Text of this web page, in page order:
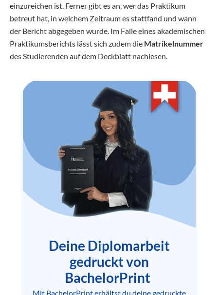
einzureichen ist. Ferner gibt es an, wer das Praktikum
betreut hat, in welchem Zeitraum es stattfand und wann
der Bericht abgegeben wurde. Im Falle eines akademischen
Praktikumsberichts lässt sich zudem die Matrikelnummer
des Studierenden auf dem Deckblatt nachlesen.
Deine Diplomarbeit
gedruckt von
BachelorPrint
Mit BachelorPrint erhältst du deine gedruckte